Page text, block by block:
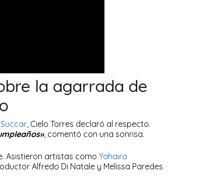
la agarrada de
, Cielo Torres declaró al respecto.
, comentó con una sonrisa.
Asistieron artistas como Yahaira
Alfredo Di Natale y Melissa Paredes